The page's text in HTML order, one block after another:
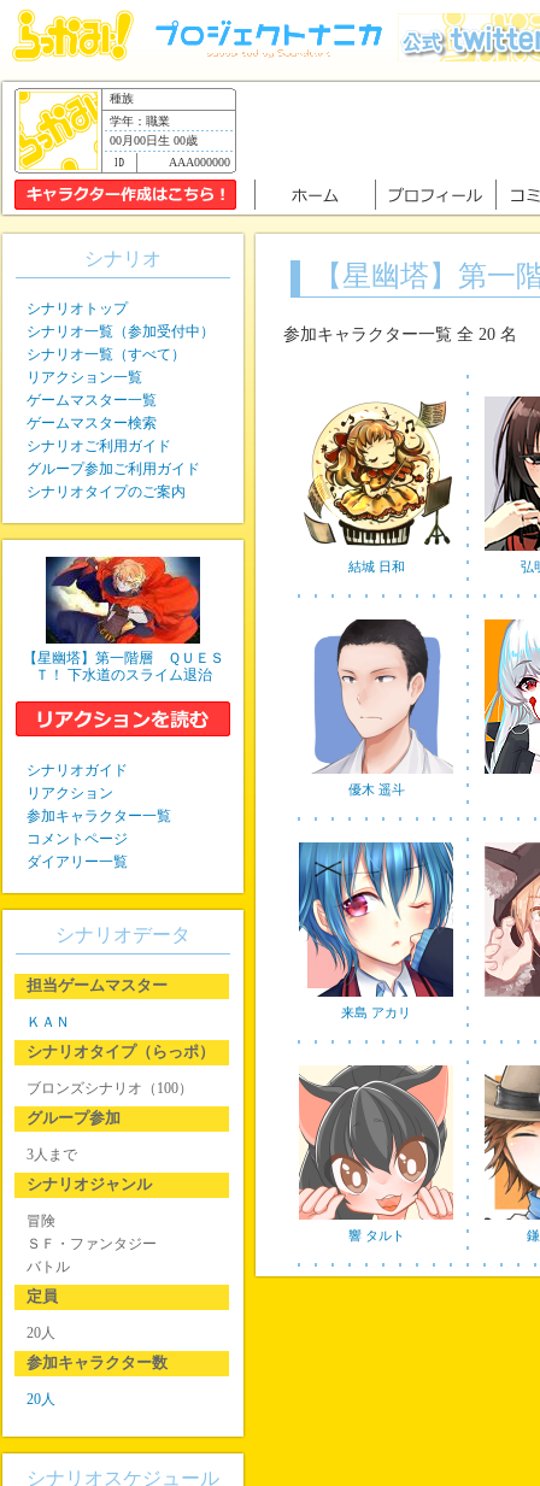
種族
学年：職業
00月00日生 00歳
AAA000000
【星幽塔】第
参加キャラクター一覧 全 20 名
結城 日和 弘
優木 遥斗
来島 アカリ
響 タルト
シナリオ
シナリオトップ
シナリオ一覧（参加受付中）
シナリオ一覧（すべて）
リアクション一覧
ゲームマスター一覧
ゲームマスター検索
シナリオご利用ガイド
グループ参加ご利用ガイド
シナリオタイプのご案内
【星幽塔】第一階層 ＱＵＥＳ
Ｔ！ 下水道のスライム退治
シナリオガイド
リアクション
参加キャラクター一覧
コメントページ
ダイアリー一覧
シナリオデータ
担当ゲームマスター
ＫＡＮ
シナリオタイプ（らっポ）
ブロンズシナリオ（100）
グループ参加
3人まで
シナリオジャンル
冒険
ＳＦ・ファンタジー
バトル
定員
20人
参加キャラクター数
20人
シナリオスケジュール